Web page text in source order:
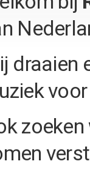
draaien
zoeken